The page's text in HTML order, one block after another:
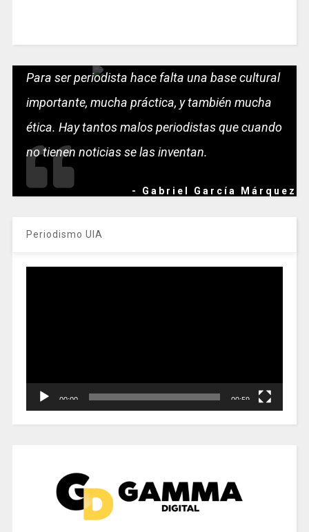
Para ser periodista hace falta una base cultural
importante, mucha práctica, y también mucha
ética. Hay tantos malos periodistas que cuando
no tienen noticias se las inventan.
- Gabriel García Márquez
Periodismo UIA
00:00 00:59